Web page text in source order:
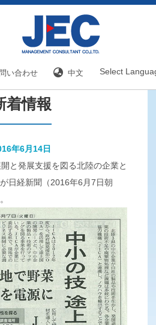
い合わせ 中文 Select
新着情報
着情報
年6月14日
と発展支援を図る北陸の企業と
日経新聞（2016年6月7日朝